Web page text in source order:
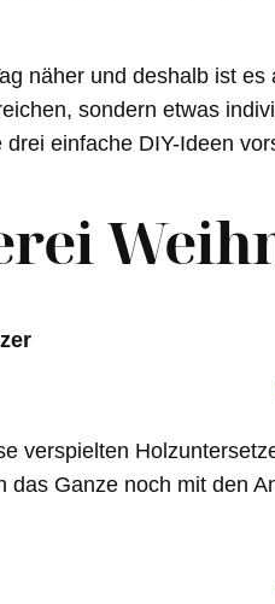
näher und deshalb ist
sondern etwas
einfache DIY-Ideen
verspielten
das Ganze noch mit den